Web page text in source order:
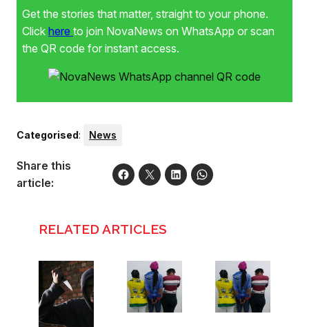
Get the stories that matter, straight to your phone.
Click here to join NovaNews on WhatsApp or scan
the QR code for instant access.
Categorised: News
Share this
article:
RELATED ARTICLES